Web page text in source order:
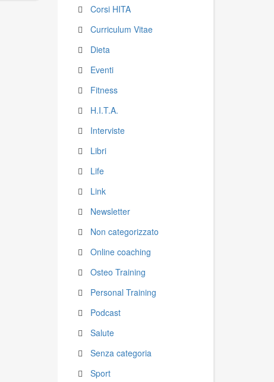
Corsi HITA
Curriculum Vitae
Dieta
Eventi
Fitness
H.I.T.A.
Interviste
Libri
Life
Link
Newsletter
Non categorizzato
Online coaching
Osteo Training
Personal Training
Podcast
Salute
Senza categoria
Sport